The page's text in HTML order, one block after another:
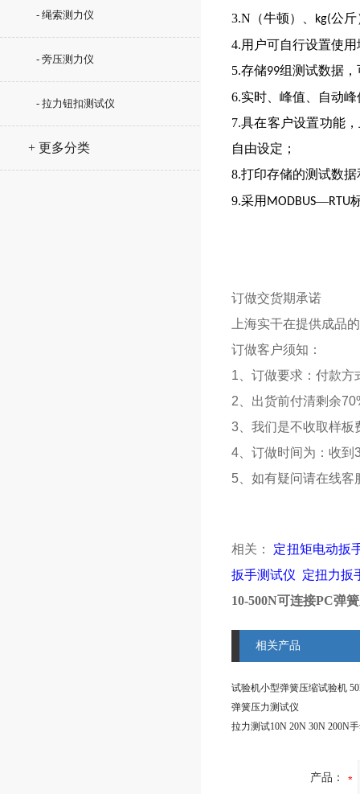
- 绳索测力仪
- 旁压测力仪
- 拉力钮扣测试仪
+ 更多分类
3.N（牛顿）、
kg(公斤
4.用户可自行设置使
5.存储99组测试数据
6.实时、峰值、自动
7.具在客户设置功能
自由设定；
8.打印存储的测试数
9.采用 MODBUS—RTU
订做交货期承诺
上海实干在提供成品
订做客户须知：
1、订做要求：付款方
2、出货前付清剩余
3、我们是不收取样板
4、订做时间为：收到
5、如有疑问请在线客
相关：
定扭矩电动扳
扳手测试仪 定扭力扳
10-500N可连接PC弹
相关产品
弹簧压力测试仪
产品：